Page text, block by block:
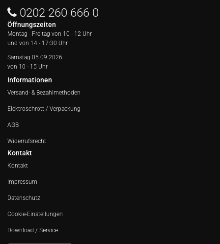
0202 260 666 0
Öffnungszeiten
Montag - Freitag von 10 - 12 Uhr
und von 14 - 17:30 Uhr
Samstag 05.09.2026
von 10 - 15 Uhr
Informationen
Versand- & Bezahlmethoden
Elektroschrott / Verpackung
AGB
Widerrufsrecht
Kontakt
Kontakt
Impressum
Datenschutz
Cookie-Einstellungen
Download / Service